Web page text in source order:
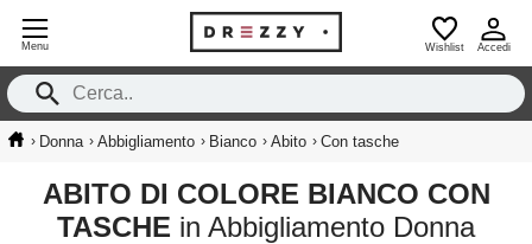
Menu Wishlist Accedi
› Donna › Abbigliamento › Bianco › Abito › Con tasche
ABITO DI COLORE BIANCO CON
TASCHE in Abbigliamento Donna